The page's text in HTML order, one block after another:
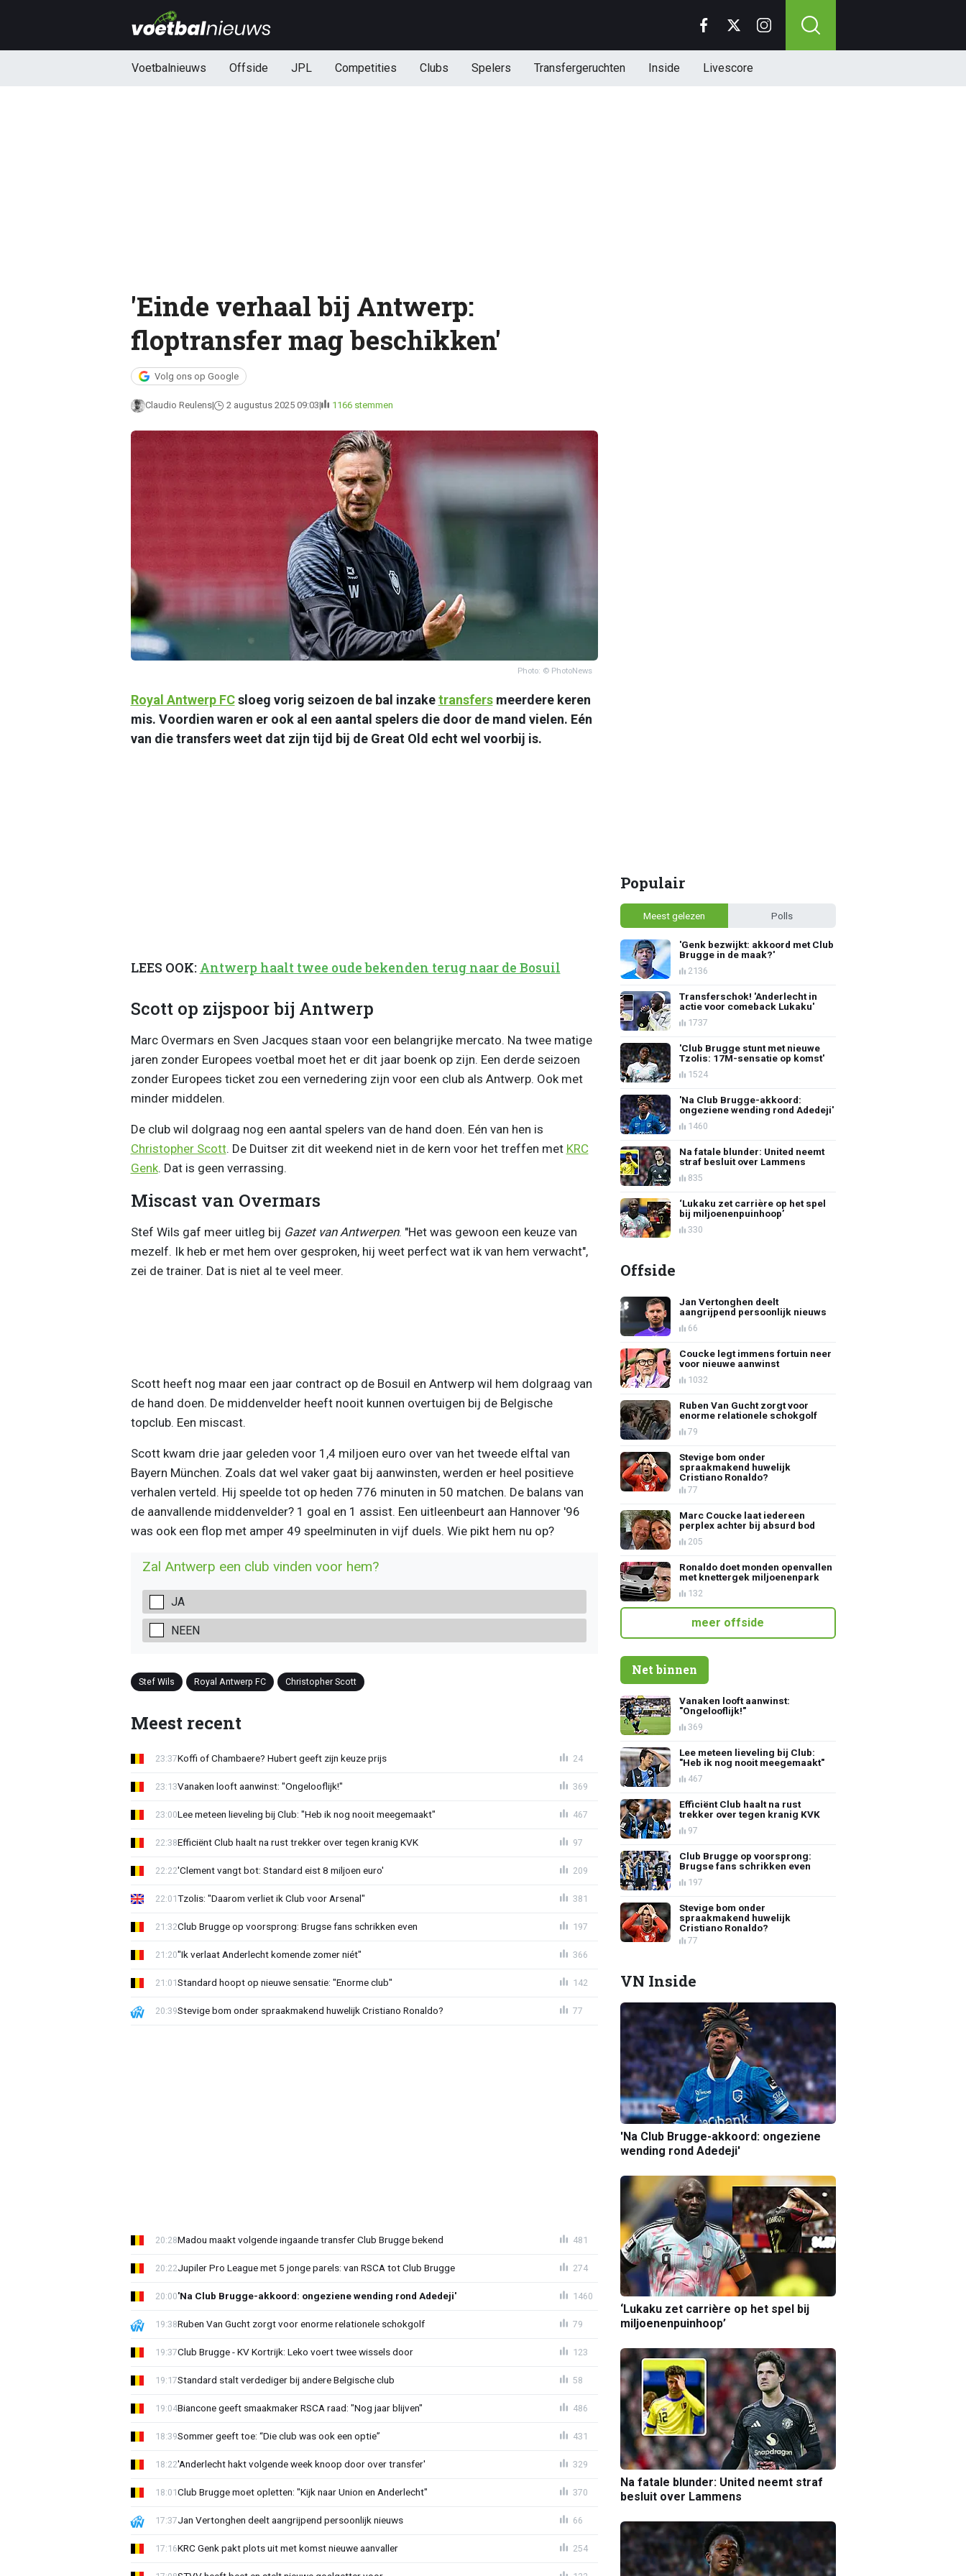
Voetbalnieuws Offside JPL Competities Clubs Spelers Transfergeruchten Inside Livescore
'Einde verhaal bij Antwerp:
floptransfer mag beschikken'
Volg ons op Google
Claudio Reulens 2 augustus 2025 09:03 1166 stemmen
Photo: © PhotoNews
Royal Antwerp FCsloeg vorig seizoen de bal inzaketransfersmeerdere keren
mis. Voordien waren er ook al een aantal spelers die door de mand vielen. Eén
van die transfers weet dat zijn tijd bij de Great Old echt wel voorbij is.
LEES OOK: Antwerp haalt twee oude bekenden terug naar de Bosuil
Scott op zijspoor bij Antwerp
Marc Overmars en Sven Jacques staan voor een belangrijke mercato. Na twee matige
jaren zonder Europees voetbal moet het er dit jaar boenk op zijn. Een derde seizoen
zonder Europees ticket zou een vernedering zijn voor een club als Antwerp. Ook met
minder middelen.
De club wil dolgraag nog een aantal spelers van de hand doen. Eén van hen is
Christopher Scott. De Duitser zit dit weekend niet in de kern voor het treffen met KRC
Genk. Dat is geen verrassing.
Miscast van Overmars
Stef Wils gaf meer uitleg bij Gazet van Antwerpen. "Het was gewoon een keuze van
mezelf. Ik heb er met hem over gesproken, hij weet perfect wat ik van hem verwacht",
zei de trainer. Dat is niet al te veel meer.
Scott heeft nog maar een jaar contract op de Bosuil en Antwerp wil hem dolgraag van
de hand doen. De middenvelder heeft nooit kunnen overtuigen bij de Belgische
topclub. Een miscast.
Scott kwam drie jaar geleden voor 1,4 miljoen euro over van het tweede elftal van
Bayern München. Zoals dat wel vaker gaat bij aanwinsten, werden er heel positieve
verhalen verteld. Hij speelde tot op heden 776 minuten in 50 matchen. De balans van
de aanvallende middenvelder? 1 goal en 1 assist. Een uitleenbeurt aan Hannover '96
was ook een flop met amper 49 speelminuten in vijf duels. Wie pikt hem nu op?
Zal Antwerp een club vinden voor hem?
JA
NEEN
Stef Wils Royal Antwerp FC Christopher Scott
Meest recent
Koffi of Chambaere? Hubert geeft zijn keuze prijs
23:37 24
Vanaken looft aanwinst: "Ongelooflijk!"
23:13 369
Lee meteen lieveling bij Club: "Heb ik nog nooit meegemaakt"
23:00 467
Efficiënt Club haalt na rust trekker over tegen kranig KVK
22:38 97
'Clement vangt bot: Standard eist 8 miljoen euro'
22:22 209
Tzolis: "Daarom verliet ik Club voor Arsenal"
22:01 381
Club Brugge op voorsprong: Brugse fans schrikken even
21:32 197
"Ik verlaat Anderlecht komende zomer niét"
21:20 366
Standard hoopt op nieuwe sensatie: "Enorme club"
21:01 142
Stevige bom onder spraakmakend huwelijk Cristiano Ronaldo?
20:39 77
Madou maakt volgende ingaande transfer Club Brugge bekend
20:28 481
Jupiler Pro League met 5 jonge parels: van RSCA tot Club Brugge
20:22 274
'Na Club Brugge-akkoord: ongeziene wending rond Adedeji'
20:00 1460
Ruben Van Gucht zorgt voor enorme relationele schokgolf
19:38 79
Club Brugge - KV Kortrijk: Leko voert twee wissels door
19:37 123
Standard stalt verdediger bij andere Belgische club
19:17 58
Biancone geeft smaakmaker RSCA raad: "Nog jaar blijven"
19:04 486
Sommer geeft toe: “Die club was ook een optie”
18:39 431
'Anderlecht hakt volgende week knoop door over transfer'
18:22 329
Club Brugge moet opletten: "Kijk naar Union en Anderlecht"
18:01 370
Jan Vertonghen deelt aangrijpend persoonlijk nieuws
17:37 66
KRC Genk pakt plots uit met komst nieuwe aanvaller
17:16 254
Populair
Meest gelezen Polls
'Genk bezwijkt: akkoord met Club
Brugge in de maak?'
2136
Transferschok! 'Anderlecht in
actie voor comeback Lukaku'
1737
'Club Brugge stunt met nieuwe
Tzolis: 17M-sensatie op komst'
1524
'Na Club Brugge-akkoord:
ongeziene wending rond Adedeji'
1460
Na fatale blunder: United neemt
straf besluit over Lammens
835
‘Lukaku zet carrière op het spel
bij miljoenenpuinhoop’
330
Offside
Jan Vertonghen deelt
aangrijpend persoonlijk nieuws
66
Coucke legt immens fortuin neer
voor nieuwe aanwinst
1032
Ruben Van Gucht zorgt voor
enorme relationele schokgolf
79
Stevige bom onder
spraakmakend huwelijk
Cristiano Ronaldo?
77
Marc Coucke laat iedereen
perplex achter bij absurd bod
205
Ronaldo doet monden openvallen
met knettergek miljoenenpark
132
meer offside
Net binnen
Vanaken looft aanwinst:
"Ongelooflijk!"
369
Lee meteen lieveling bij Club:
"Heb ik nog nooit meegemaakt"
467
Efficiënt Club haalt na rust
trekker over tegen kranig KVK
97
Club Brugge op voorsprong:
Brugse fans schrikken even
197
Stevige bom onder
spraakmakend huwelijk
Cristiano Ronaldo?
77
VN Inside
'Na Club Brugge-akkoord: ongeziene
wending rond Adedeji'
‘Lukaku zet carrière op het spel bij
miljoenenpuinhoop’
Na fatale blunder: United neemt straf
besluit over Lammens